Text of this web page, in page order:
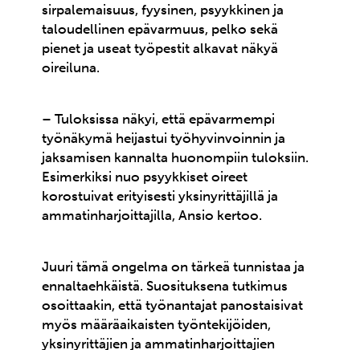
sirpalemaisuus, fyysinen, psyykkinen ja
taloudellinen epävarmuus, pelko sekä
pienet ja useat työpestit alkavat näkyä
oireiluna.
– Tuloksissa näkyi, että epävarmempi
työnäkymä heijastui työhyvinvoinnin ja
jaksamisen kannalta huonompiin tuloksiin.
Esimerkiksi nuo psyykkiset oireet
korostuivat erityisesti yksinyrittäjillä ja
ammatinharjoittajilla, Ansio kertoo.
Juuri tämä ongelma on tärkeä tunnistaa ja
ennaltaehkäistä. Suosituksena tutkimus
osoittaakin, että työnantajat panostaisivat
myös määräaikaisten työntekijöiden,
yksinyrittäjien ja ammatinharjoittajien